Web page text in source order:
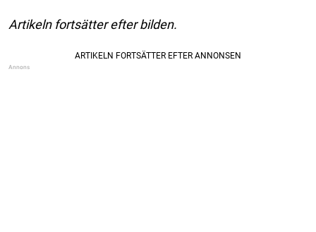
Artikeln fortsätter efter bilden.